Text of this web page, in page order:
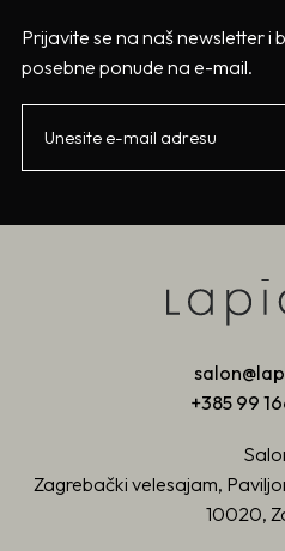
Prijavite se na naš newsletter i
posebne ponude na e-mail.
+385 99
Zagrebački velesajam,
10020,